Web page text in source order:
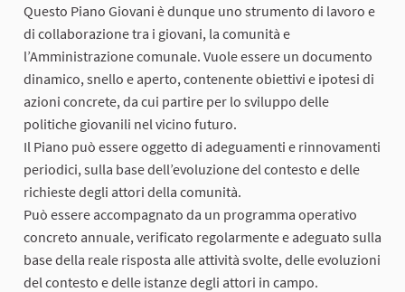
Questo Piano Giovani è dunque uno strumento di lavoro e
di collaborazione tra i giovani, la comunità e
l’Amministrazione comunale. Vuole essere un documento
dinamico, snello e aperto, contenente obiettivi e ipotesi di
azioni concrete, da cui partire per lo sviluppo delle
politiche giovanili nel vicino futuro.
Il Piano può essere oggetto di adeguamenti e rinnovamenti
periodici, sulla base dell’evoluzione del contesto e delle
richieste degli attori della comunità.
Può essere accompagnato da un programma operativo
concreto annuale, verificato regolarmente e adeguato sulla
base della reale risposta alle attività svolte, delle evoluzioni
del contesto e delle istanze degli attori in campo.